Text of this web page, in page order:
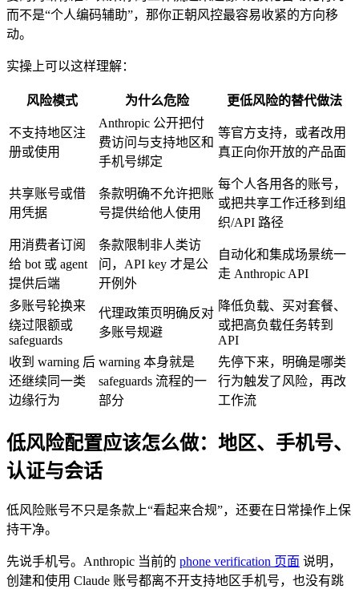
而不是“个人编码辅助”，那你正朝风控最容易收紧的方向移
动。
实操上可以这样理解：
风险模式 为什么危险 更低风险的替代做法
不支持地区注
册或使用
Anthropic 公开把付
费访问与支持地区和
手机号绑定
等官方支持，或者改用
真正向你开放的产品面
共享账号或借
用凭据
条款明确不允许把账
号提供给他人使用
每个人各用各的账号，
或把共享工作迁移到组
织/API 路径
用消费者订阅
给 bot 或 agent
提供后端
条款限制非人类访
问，API key 才是公
开例外
自动化和集成场景统一
走 Anthropic API
多账号轮换来
绕过限额或
safeguards
代理政策页明确反对
多账号规避
降低负载、买对套餐、
或把高负载任务转到
API
收到 warning 后
还继续同一类
边缘行为
warning 本身就是
safeguards 流程的一
部分
先停下来，明确是哪类
行为触发了风险，再改
工作流
低风险配置应该怎么做：地区、手机号、
认证与会话
低风险账号不只是条款上“看起来合规”，还要在日常操作上保
持干净。
先说手机号。Anthropic 当前的 phone verification 页面 说明，
创建和使用 Claude 账号都离不开支持地区手机号，也没有跳